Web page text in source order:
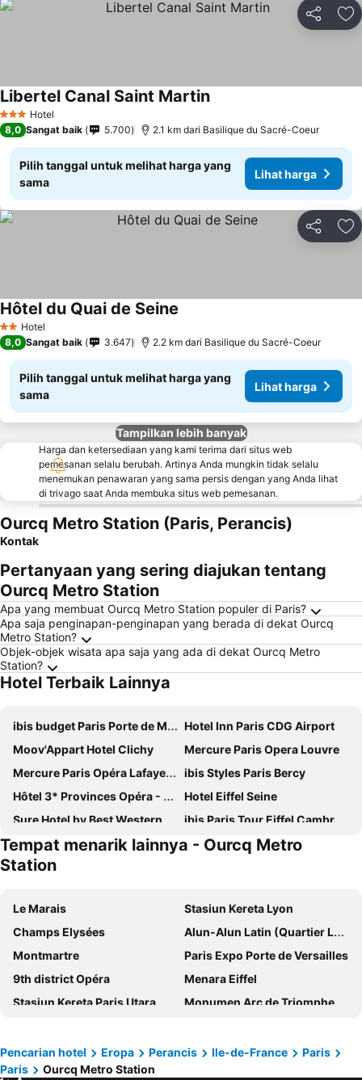
Bagikan
3 BintangHotel
Libertel Canal Saint MartinLihat harga
8,0 Sangat baik 5.700 2.1 km dari Basilique du Sacré-Coeur
Pilih tanggal untuk melihat harga yang
sama
Lihat harga
Bagikan
2 Bintang
Hotel
Hôtel du Quai de Seine
8,0 Sangat baik 3.647 2.2 km dari Basilique du Sacré-Coeur
Pilih tanggal untuk melihat harga yang
sama
Lihat harga
Tampilkan lebih banyak
Harga dan ketersediaan yang kami terima dari situs web
pemesanan selalu berubah. Artinya Anda mungkin tidak selalu
menemukan penawaran yang sama persis dengan yang Anda lihat
di trivago saat Anda membuka situs web pemesanan.
Ourcq Metro Station (Paris, Perancis)
Kontak
Pertanyaan yang sering diajukan tentang
Ourcq Metro Station
Apa yang membuat Ourcq Metro Station populer di Paris?
Apa saja penginapan-penginapan yang berada di dekat Ourcq
Metro Station?
Objek-objek wisata apa saja yang ada di dekat Ourcq Metro
Station?
Hotel Terbaik Lainnya
ibis budget Paris Porte de Montmartre
Hotel Inn Paris CDG Airport
Moov'Appart Hotel Clichy
Mercure Paris Opera Louvre
Mercure Paris Opéra Lafayette
ibis Styles Paris Bercy
Hôtel 3* Provinces Opéra - Vacances Bleues
Hotel Eiffel Seine
Sure Hotel by Best Western Paris Gare du Nord
ibis Paris Tour Eiffel Cambronne 15ème
Absolute Hotel Paris République
Montfleuri
Kraft Hotel
Novotel Suites Paris Montreuil Vincennes
ibis Budget Paris La Villette 19ème
hotelF1 Paris Porte de Montreuil
Mercure Paris Orly Airport
Les Jardins du Marais
Le Trente
Hotel De Bordeaux
Hôtel Claret Bercy
Libertel Canal Saint Martin
Mercure Paris Alesia
hotelF1 Paris Porte de Châtillon
Hôtel Lodge In Paris 13
Novotel Paris 14 Porte d'Orléans
Hotel Bellevue Paris Montmartre
Tempat menarik lainnya - Ourcq Metro
Station
Le Marais
Stasiun Kereta Lyon
Champs Elysées
Alun-Alun Latin (Quartier Latin)
Montmartre
Paris Expo Porte de Versailles
9th district Opéra
Menara Eiffel
Stasiun Kereta Paris Utara
Monumen Arc de Triomphe
Airport Paris Charles de Gaulle
Gare du Nord Metro Station
European House of Photography
Pencarian hotel Eropa Perancis Ile-de-France
Paris
Paris
Ourcq Metro Station